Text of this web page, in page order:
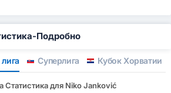
Подробно
Суперлига Кубок Хорватии
Статистика для Niko Janković